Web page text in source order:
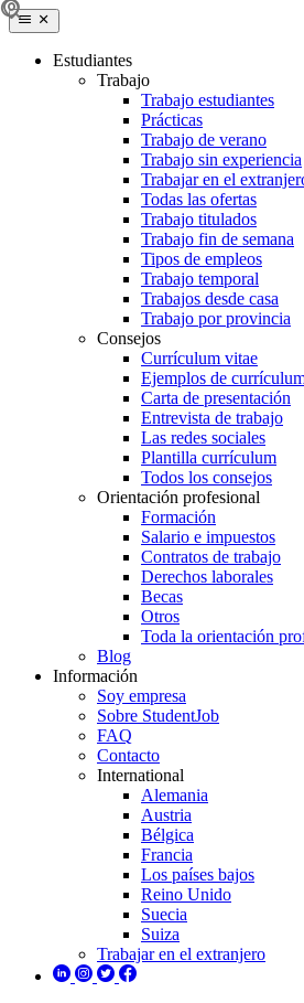
Estudiantes
Trabajo
Trabajo estudiantes
Prácticas
Trabajo de verano
Trabajo sin experiencia
Trabajar en el
Todas las ofertas
Trabajo titulados
Trabajo fin de semana
Tipos de empleos
Trabajo temporal
Trabajos desde casa
Trabajo por provincia
Consejos
Currículum vitae
Ejemplos de
Carta de presentación
Entrevista de trabajo
Las redes sociales
Plantilla currículum
Todos los consejos
Orientación profesional
Formación
Salario e impuestos
Contratos de trabajo
Derechos laborales
Becas
Otros
Toda la orientación
Blog
Información
Soy empresa
Sobre StudentJob
FAQ
Contacto
International
Alemania
Austria
Bélgica
Francia
Los países bajos
Reino Unido
Suecia
Suiza
Trabajar en el extranjero